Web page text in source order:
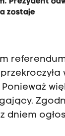
zostaje
dniem